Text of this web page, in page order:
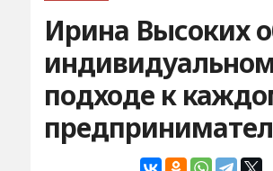
Ирина Высоких
подходе к